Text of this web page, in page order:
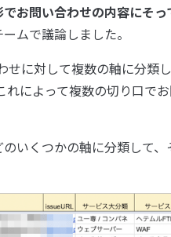
お問い合わせの内容にそ
ムで議論しました。
せに対して複数の軸に分類
によって複数の切り口で
いくつかの軸に分類して